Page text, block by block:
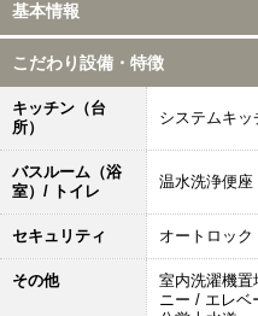
基本情報
こだわり設備・特徴
キッチン（台
所）
システムキッ
バスルーム（浴
室）/ トイレ
温水洗浄便座
セキュリティ オートロック
その他
室内洗濯機
ニー / エレベ